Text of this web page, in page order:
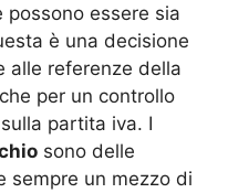
essere sia
è una decisione
alle referenze della
per un controllo
partita iva. I
sono delle
sempre un mezzo di